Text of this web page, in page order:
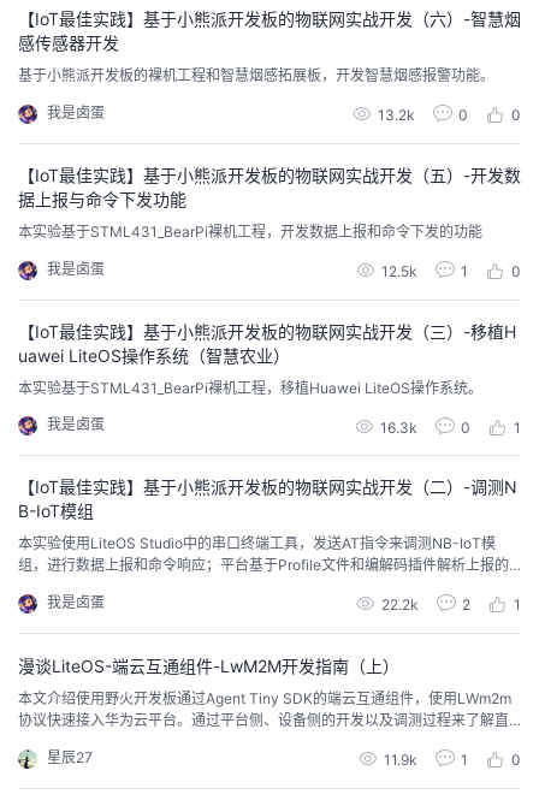
客
论
坛
的
圈
子
我
的
直
我
的
动
我
关
我
的
开
者
学
我
的
我
我
的
我
的
技
我
的
【IoT最佳实践】基于小熊派开发板的物联网实战开发（六）-智慧烟
感传感器开发
基于小熊派开发板的裸机工程和智慧烟感拓展板，开发智慧烟感报警功能。
我是卤蛋 13.2k 0 0
【IoT最佳实践】基于小熊派开发板的物联网实战开发（五）-开发数
据上报与命令下发功能
本实验基于STML431_BearPi裸机工程，开发数据上报和命令下发的功能
我是卤蛋 12.5k 1 0
【IoT最佳实践】基于小熊派开发板的物联网实战开发（三）-移植H
uawei LiteOS操作系统（智慧农业）
本实验基于STML431_BearPi裸机工程，移植Huawei LiteOS操作系统。
我是卤蛋 16.3k 0 1
【IoT最佳实践】基于小熊派开发板的物联网实战开发（二）-调测N
B-IoT模组
本实验使用LiteOS Studio中的串口终端工具，发送AT指令来调测NB-IoT模
组，进行数据上报和命令响应；平台基于Profile文件和编解码插件解析上报的
我是卤蛋
22.2k 2 1
漫谈LiteOS-端云互通组件-LwM2M开发指南（上）
本文介绍使用野火开发板通过Agent Tiny SDK的端云互通组件，使用LWm2m
协议快速接入华为云平台。通过平台侧、设备侧的开发以及调测过程来了解直
星辰27
11.9k 1 0